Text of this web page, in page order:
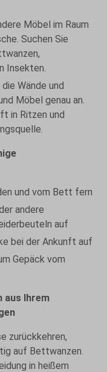
Möbel im Raum
Suchen Sie
Insekten.
Wände und
Möbel genau an.
in Ritzen und
und vom Bett fern
andere
auf
bei der Ankunft auf
Gepäck vom
aus Ihrem
zurückkehren,
auf Bettwanzen.
in heißem